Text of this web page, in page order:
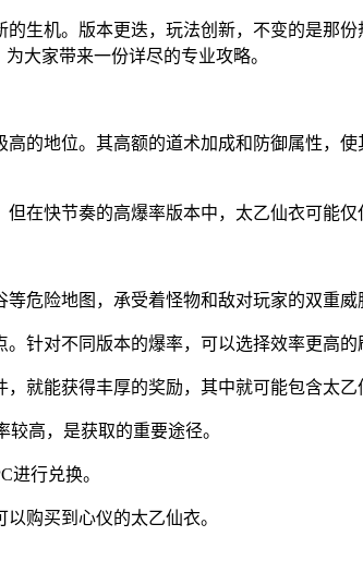
生机。版本更迭，玩法创新，不变的是那
大家带来一份详尽的专业攻略。
的地位。其高额的道术加成和防御属性，
在快节奏的高爆率版本中，太乙仙衣可能仅
危险地图，承受着怪物和敌对玩家的双重
针对不同版本的爆率，可以选择效率更高
就能获得丰厚的奖励，其中就可能包含太乙
高，是获取的重要途径。
进行兑换。
购买到心仪的太乙仙衣。